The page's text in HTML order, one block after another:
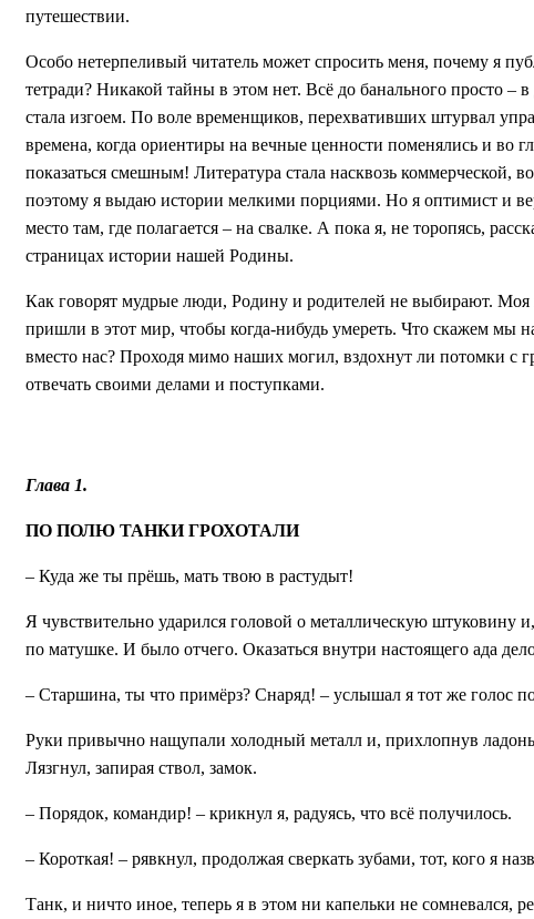
путешествии.
Особо нетерпеливый читатель может спросить меня, почему я
тетради? Никакой тайны в этом нет. Всё до банального просто –
стала изгоем. По воле временщиков, перехвативших штурвал
времена, когда ориентиры на вечные ценности поменялись и во
показаться смешным! Литература стала насквозь
поэтому я выдаю истории мелкими порциями. Но я оптимист и
место там, где полагается – на свалке. А пока я, не торопясь,
страницах истории нашей Родины.
Как говорят мудрые люди, Родину и родителей не выбирают.
пришли в этот мир, чтобы когда-нибудь умереть. Что скажем мы
вместо нас? Проходя мимо наших могил, вздохнут ли потомки с
отвечать своими делами и поступками.
Глава 1.
ПО ПОЛЮ ТАНКИ ГРОХОТАЛИ
– Куда же ты прёшь, мать твою в растудыт!
Я чувствительно ударился головой о металлическую штуковину
по матушке. И было отчего. Оказаться внутри настоящего ада
– Старшина, ты что примёрз? Снаряд! – услышал я тот же голос
Руки привычно нащупали холодный металл и, прихлопнув
Лязгнул, запирая ствол, замок.
– Порядок, командир! – крикнул я, радуясь, что всё получилось.
– Короткая! – рявкнул, продолжая сверкать зубами, тот, кого я
Танк, и ничто иное, теперь я в этом ни капельки не сомневался,